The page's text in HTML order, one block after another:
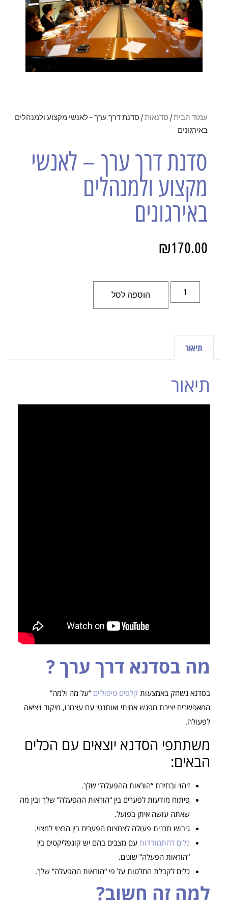
עמוד הבית/ סדנאות/ סדנת דרך ערך – לאנשי מקצוע ולמנהלים
באירגונים
סדנת דרך ערך – לאנשי
מקצוע ולמנהלים
באירגונים
₪170.00
הוספה לסל
תיאור
תיאור
מה בסדנא דרך ערך?
בסדנא נשחק באמצעות קלפים טיפוליים “על מה ולמה”
המאפשרים יצירת מפגש אמיתי ואותנטי עם עצמנו, מיקוד ויציאה
לפעולה.
משתתפי הסדנא יוצאים עם הכלים
הבאים:
זיהוי ובחירת “הוראות ההפעלה” שלך.
פיתוח מודעות לפערים בין “הוראות ההפעלה” שלך ובין מה
שאתה עושה איתן בפועל.
גיבוש תכנית פעולה לצמצום הפערים בין הרצוי למצוי.
כלים להתמודדות עם מצבים בהם יש קונפליקטים בין
“הוראות הפעלה” שונים.
כלים לקבלת החלטות על פי “הוראות ההפעלה” שלך.
למה זה חשוב?